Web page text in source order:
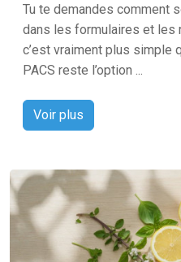
Tu te demandes comment
dans les formulaires et les
c’est vraiment plus simple
PACS reste l’option ...
Voir plus